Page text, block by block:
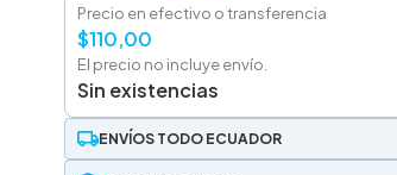
Precio en efectivo o transferencia
$110,00
El precio no incluye envío.
Sin existencias
ENVÍOS TODO ECUADOR